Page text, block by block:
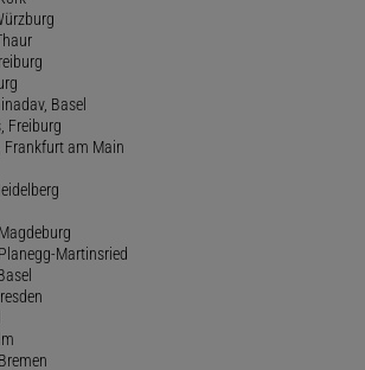
Basel
Freiburg
Frankfurt am Main
Martinsried